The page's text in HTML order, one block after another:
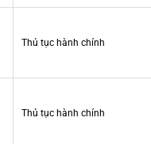
Thủ tục hành chính
Thủ tục hành chính